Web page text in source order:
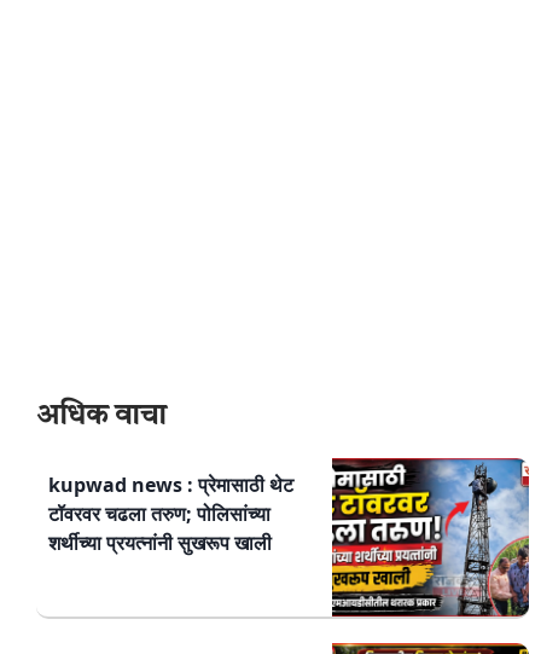
अधिक वाचा
kupwad news : प्रेमासाठी थेट
टॉवरवर चढला तरुण; पोलिसांच्या
शर्थीच्या प्रयत्नांनी सुखरूप खाली